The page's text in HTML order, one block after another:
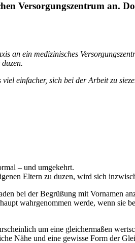
Versorgungszentrum an.
an ein medizinisches
einfacher, sich bei der Arbeit zu
– und umgekehrt.
Eltern zu duzen, wird sich
bei der Begrüßung mit Vornamen
wahrgenommen werde, wenn sie
um eine gleichermaßen
Nähe und eine gewisse Form der